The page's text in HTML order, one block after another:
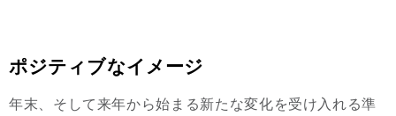
ポジティブなイメージ
年末、そして来年から始まる新たな変化を受け入れる準